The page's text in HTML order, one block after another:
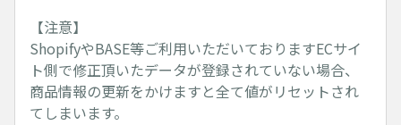
【注意】
ShopifyやBASE等ご利用いただいておりますECサイ
ト側で修正頂いたデータが登録されていない場合、
商品情報の更新をかけますと全て値がリセットされ
てしまいます。